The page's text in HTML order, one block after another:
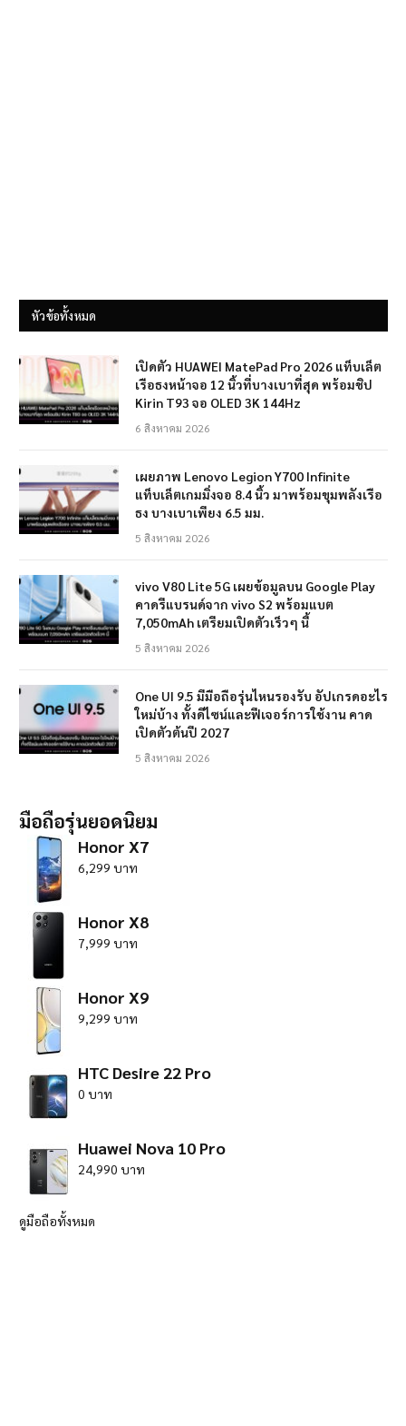
หัวข้อทั้งหมด
เปิดตัว HUAWEI MatePad Pro 2026 แท็บเล็ต
เรือธงหน้าจอ 12 นิ้วที่บางเบาที่สุด พร้อมชิป
Kirin T93 จอ OLED 3K 144Hz
6 สิงหาคม 2026
เผยภาพ Lenovo Legion Y700 Infinite
แท็บเล็ตเกมมิ่งจอ 8.4 นิ้ว มาพร้อมขุมพลังเรือ
ธง บางเบาเพียง 6.5 มม.
5 สิงหาคม 2026
vivo V80 Lite 5G เผยข้อมูลบน Google Play
คาดรีแบรนด์จาก vivo S2 พร้อมแบต
7,050mAh เตรียมเปิดตัวเร็วๆ นี้
5 สิงหาคม 2026
One UI 9.5 มีมือถือรุ่นไหนรองรับ อัปเกรดอะไร
ใหม่บ้าง ทั้งดีไซน์และฟีเจอร์การใช้งาน คาด
เปิดตัวต้นปี 2027
5 สิงหาคม 2026
มือถือรุ่นยอดนิยม
Honor X7
6,299 บาท
Honor X8
7,999 บาท
Honor X9
9,299 บาท
HTC Desire 22 Pro
0 บาท
Huawei Nova 10 Pro
24,990 บาท
ดูมือถือทั้งหมด